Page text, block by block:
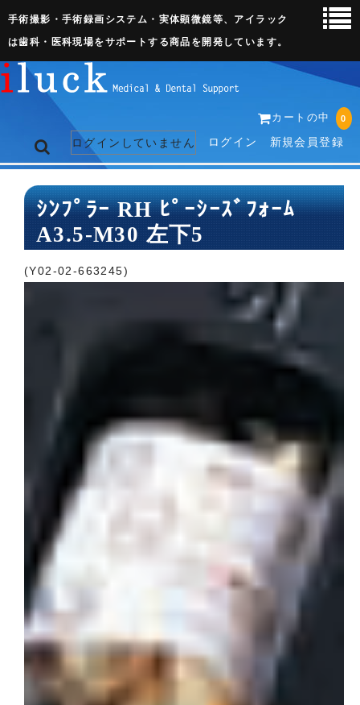
手術撮影・手術録画システム・実体顕微鏡等、アイラック
は歯科・医科現場をサポートする商品を開発しています。
カートの中 0
ログインしていません ログイン 新規会員登録
トップページ
ネット販売ページ
歯科関連機器
ｼﾝﾌﾟﾗｰ RH ﾋﾟｰｼｰｽﾞﾌｫｰﾑ
A3.5-M30 左下5
(Y02-02-663245)